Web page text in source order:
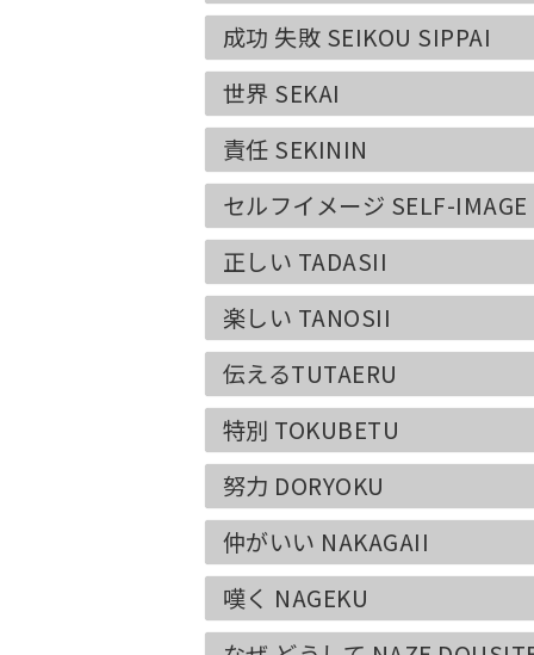
成功 失敗 SEIKOU SIPPAI
世界 SEKAI
責任 SEKININ
セルフイメージ SELF-IMAGE
正しい TADASII
楽しい TANOSII
伝えるTUTAERU
特別 TOKUBETU
努力 DORYOKU
仲がいい NAKAGAII
嘆く NAGEKU